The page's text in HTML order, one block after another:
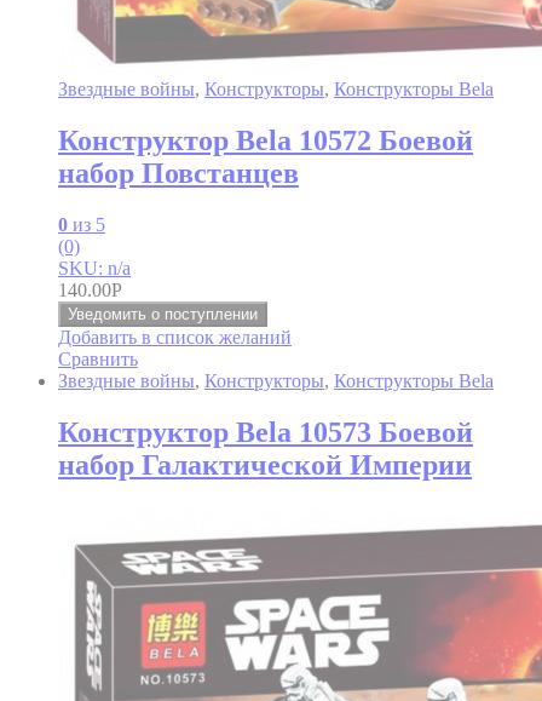
Звездные войны, Конструкторы, Конструкторы Bela
Конструктор Bela 10572 Боевой
набор Повстанцев
0 из 5
(0)
SKU: n/a
140.00Р
Уведомить о поступлении
Добавить в список желаний
Сравнить
Звездные войны, Конструкторы, Конструкторы Bela
Конструктор Bela 10573 Боевой
набор Галактической Империи